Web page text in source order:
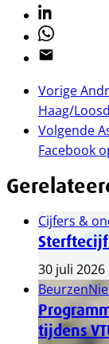
Linkedin
Whatsapp
Email
Vorige
Haag/
Volgende
Facebook
Cijfers &
30 juli 2026
Beurzen
tijdens